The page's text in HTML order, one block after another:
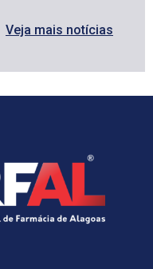
Veja mais notícias